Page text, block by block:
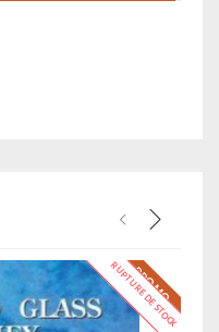
PROMO
RUPTURE DE STOCK